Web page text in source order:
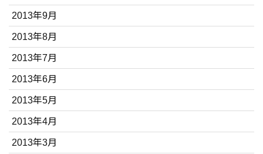
2013年9月
2013年8月
2013年7月
2013年6月
2013年5月
2013年4月
2013年3月